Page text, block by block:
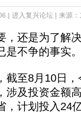
| 进入复兴论坛| 来源
还是为了解
是不争的事实
至8月10日，
涉及投资金额
计划投入24